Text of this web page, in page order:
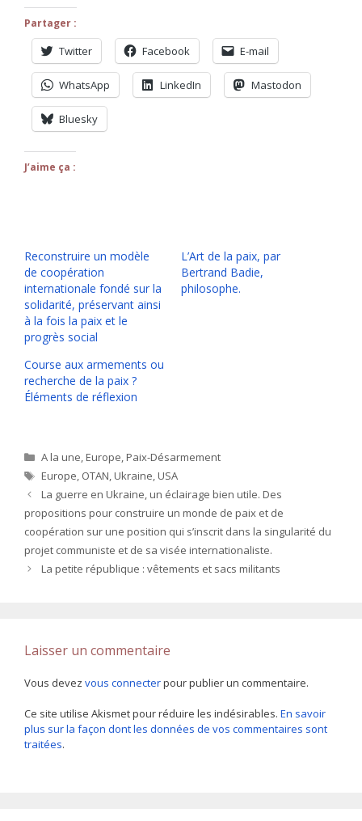
Partager :
Twitter Facebook E-mail
WhatsApp LinkedIn Mastodon
Bluesky
J’aime ça :
Reconstruire un modèle
de coopération
internationale fondé sur la
solidarité, préservant ainsi
à la fois la paix et le
progrès social
L’Art de la paix, par
Bertrand Badie,
philosophe.
Course aux armements ou
recherche de la paix ?
Éléments de réflexion
Catégories
A la une,Europe,Paix-Désarmement
Étiquettes
Europe, OTAN,Ukraine,USA
La guerre en Ukraine, un éclairage bien utile. Des
propositions pour construire un monde de paix et de
coopération sur une position qui s’inscrit dans la singularité du
projet communiste et de sa visée internationaliste.
La petite république : vêtements et sacs militants
Laisser un commentaire
Vous devez vous connecterpour publier un commentaire.
Ce site utilise Akismet pour réduire les indésirables. En savoir
plus sur la façon dont les données de vos commentaires sont
traitées.